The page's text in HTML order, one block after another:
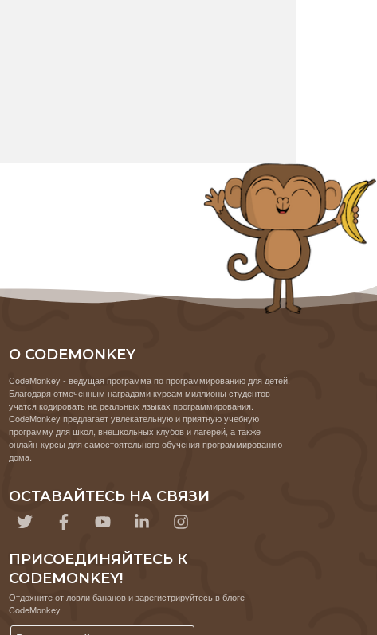
О CODEMONKEY
CodeMonkey - ведущая программа по программированию для детей.
Благодаря отмеченным наградами курсам миллионы студентов
учатся кодировать на реальных языках программирования.
CodeMonkey предлагает увлекательную и приятную учебную
программу для школ, внешкольных клубов и лагерей, а также
онлайн-курсы для самостоятельного обучения программированию
дома.
ОСТАВАЙТЕСЬ НА СВЯЗИ
ПРИСОЕДИНЯЙТЕСЬ К
CODEMONKEY!
Отдохните от ловли бананов и зарегистрируйтесь в блоге
CodeMonkey